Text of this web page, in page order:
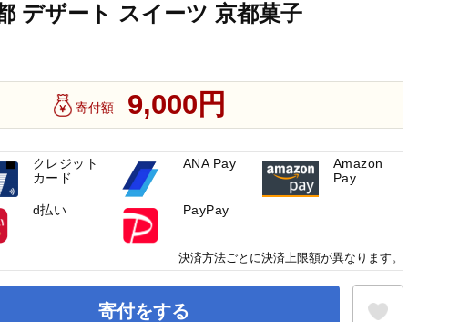
デザート スイーツ 京都菓子
寄付額 9,000円
寄付をする
クレジット
カード
ANA Pay
Amazon
Pay
d払い PayPay
決済方法ごとに決済上限額が異なります。